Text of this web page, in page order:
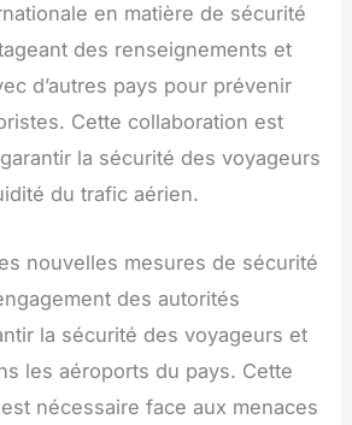
en matière de sécurité
des renseignements et
d’autres pays pour prévenir
Cette collaboration est
la sécurité des voyageurs
du trafic aérien.
nouvelles mesures de sécurité
des autorités
la sécurité des voyageurs et
les aéroports du pays. Cette
nécessaire face aux menaces